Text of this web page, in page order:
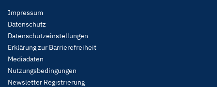
Footer
Menu
Legal
Impressum
Datenschutz
Datenschutzeinstellungen
Erklärung zur Barrierefreiheit
Mediadaten
Nutzungsbedingungen
Newsletter Registrierung